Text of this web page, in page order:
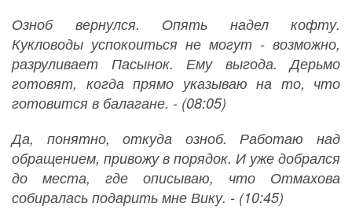
Озноб вернулся. Опять надел кофту.
Кукловоды успокоиться не могут - возможно,
разруливает Пасынок. Ему выгода. Дерьмо
готовят, когда прямо указываю на то, что
готовится в балагане. - (08:05)
Да, понятно, откуда озноб. Работаю над
обращением, привожу в порядок. И уже добрался
до места, где описываю, что Отмахова
собиралась подарить мне Вику. - (10:45)